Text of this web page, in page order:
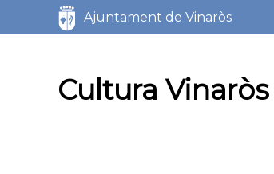
Ajuntament de Vinaròs
Cultura Vinaròs